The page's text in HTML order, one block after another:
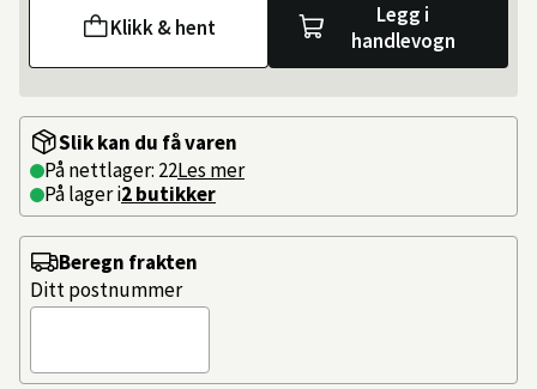
Klikk & hent
Legg i
handlevogn
Slik kan du få varen
På nettlager: 22Les mer
På lager i2 butikker
Beregn frakten
Ditt postnummer